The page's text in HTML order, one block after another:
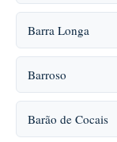
Barra Longa
Barroso
Barão de Cocais